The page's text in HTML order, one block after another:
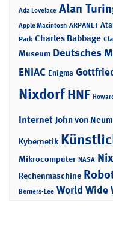
Ada Lovelace Alan
Apple Macintosh ARPANET
Park Charles Babbage
Museum Deutsches
ENIAC Enigma
NixdorfHNF
Internet John von
Kybernetik
Mikrocomputer NASA
Rechenmaschine
Berners-Lee World Wide